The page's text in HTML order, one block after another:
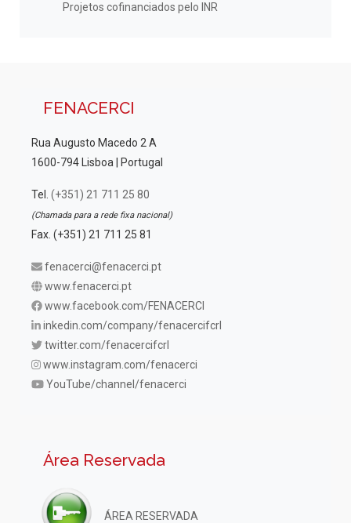
Projetos cofinanciados pelo INR
FENACERCI
Rua Augusto Macedo 2 A
1600-794 Lisboa | Portugal
Tel. (+351) 21 711 25 80
(Chamada para a rede fixa nacional)
Fax. (+351) 21 711 25 81
fenacerci@fenacerci.pt
www.fenacerci.pt
www.facebook.com/FENACERCI
inkedin.com/company/fenacercifcrl
twitter.com/fenacercifcrl
www.instagram.com/fenacerci
YouTube/channel/fenacerci
Área Reservada
ÁREA RESERVADA